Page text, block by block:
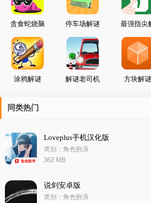
贪食蛇烧脑
停车场解谜
最强指尖
涂鸦解谜 解谜老司机 方块解谜
同类热门
Loveplus手机汉化版
类别：角色扮演
362 MB
说剑安卓版
类别：角色扮演